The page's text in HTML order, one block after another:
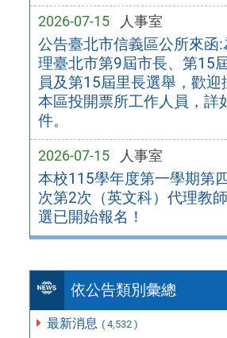
2026-07-15 人事室
公告臺北市信義區公所來函:
理臺北市第9屆市長、第15
員及第15屆里長選舉，歡迎
本區投開票所工作人員，詳
件。
2026-07-15 人事室
本校115學年度第一學期第
次第2次（英文科）代理教
選已開始報名！
依公告類別彙總
最新消息 ( 4,532 )